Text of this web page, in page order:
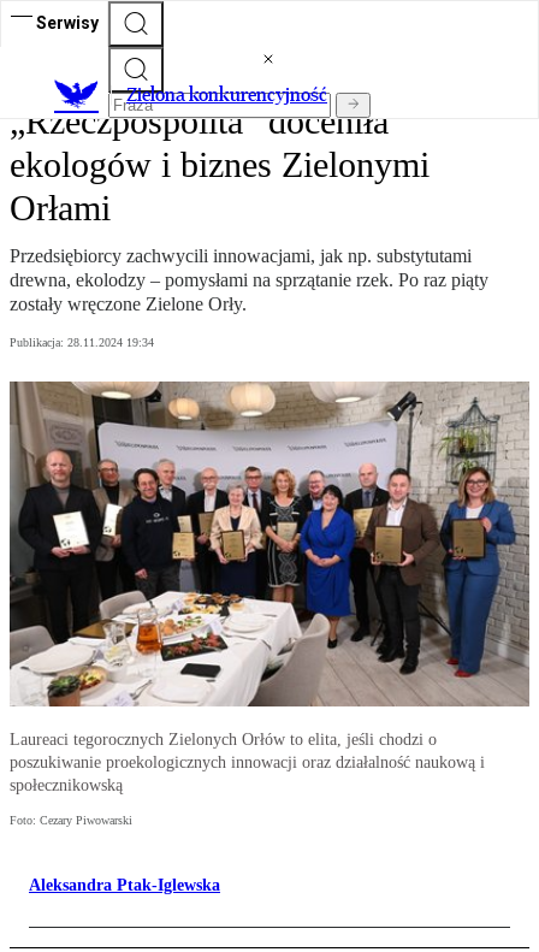
Serwisy
Zielona konkurencyjność
„Rzeczpospolita” doceniła
ekologów i biznes Zielonymi
Orłami
Przedsiębiorcy zachwycili innowacjami, jak np. substytutami
drewna, ekolodzy – pomysłami na sprzątanie rzek. Po raz piąty
zostały wręczone Zielone Orły.
Publikacja: 28.11.2024 19:34
Laureaci tegorocznych Zielonych Orłów to elita, jeśli chodzi o
poszukiwanie proekologicznych innowacji oraz działalność naukową i
społecznikowską
Foto: Cezary Piwowarski
Aleksandra Ptak-Iglewska